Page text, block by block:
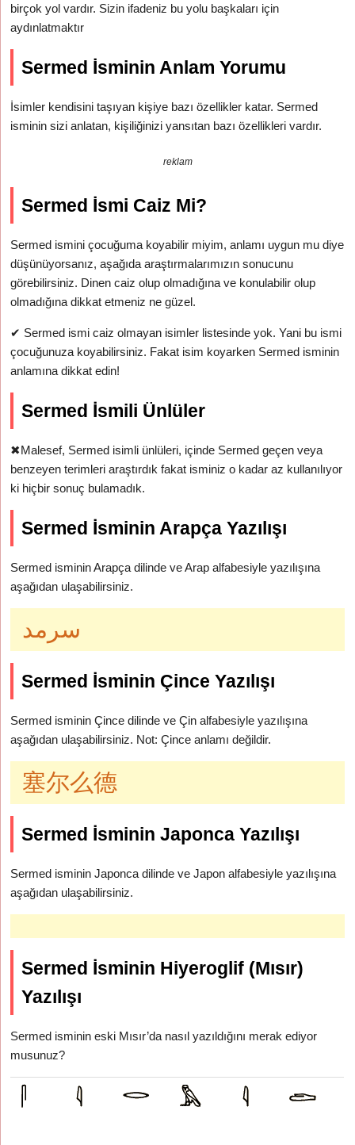
birçok yol vardır. Sizin ifadeniz bu yolu başkaları için
aydınlatmaktır
Sermed İsminin Anlam Yorumu
İsimler kendisini taşıyan kişiye bazı özellikler katar. Sermed
isminin sizi anlatan, kişiliğinizi yansıtan bazı özellikleri vardır.
reklam
Sermed İsmi Caiz Mi?
Sermed ismini çocuğuma koyabilir miyim, anlamı uygun mu diye
düşünüyorsanız, aşağıda araştırmalarımızın sonucunu
görebilirsiniz. Dinen caiz olup olmadığına ve konulabilir olup
olmadığına dikkat etmeniz ne güzel.
✔ Sermed ismi caiz olmayan isimler listesinde yok. Yani bu ismi
çocuğunuza koyabilirsiniz. Fakat isim koyarken Sermed isminin
anlamına dikkat edin!
Sermed İsmili Ünlüler
✖Malesef, Sermed isimli ünlüleri, içinde Sermed geçen veya
benzeyen terimleri araştırdık fakat isminiz o kadar az kullanılıyor
ki hiçbir sonuç bulamadık.
Sermed İsminin Arapça Yazılışı
Sermed isminin Arapça dilinde ve Arap alfabesiyle yazılışına
aşağıdan ulaşabilirsiniz.
سرمد
Sermed İsminin Çince Yazılışı
Sermed isminin Çince dilinde ve Çin alfabesiyle yazılışına
aşağıdan ulaşabilirsiniz. Not: Çince anlamı değildir.
塞尔么德
Sermed İsminin Japonca Yazılışı
Sermed isminin Japonca dilinde ve Japon alfabesiyle yazılışına
aşağıdan ulaşabilirsiniz.
Sermed İsminin Hiyeroglif (Mısır)
Yazılışı
Sermed isminin eski Mısır’da nasıl yazıldığını merak ediyor
musunuz?